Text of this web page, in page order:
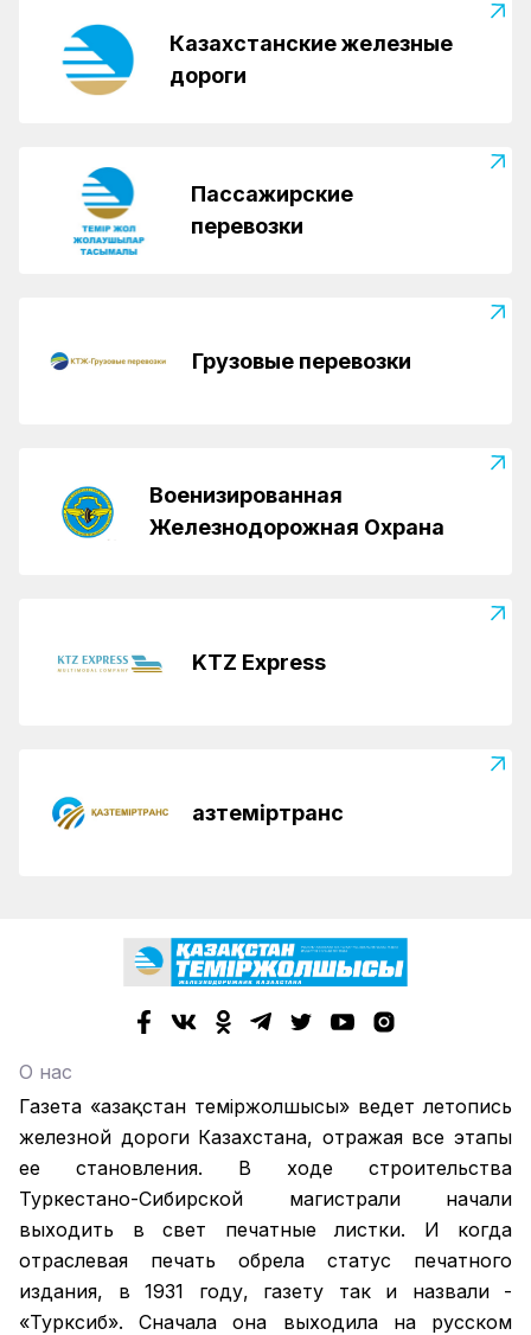
Казахстанские железные
дороги
Пассажирские
перевозки
Грузовые перевозки
Военизированная
Железнодорожная Охрана
KTZ Express
Қазтеміртранс
О нас
Газета «Қазақстан теміржолшысы» ведет летопись
железной дороги Казахстана, отражая все этапы
ее становления. В ходе строительства
Туркестано-Сибирской магистрали начали
выходить в свет печатные листки. И когда
отраслевая печать обрела статус печатного
издания, в 1931 году, газету так и назвали -
«Турксиб». Сначала она выходила на русском